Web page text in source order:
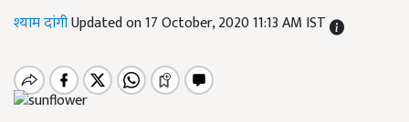
श्याम दांगीUpdated on 17 October, 2020 11:13 AM IST